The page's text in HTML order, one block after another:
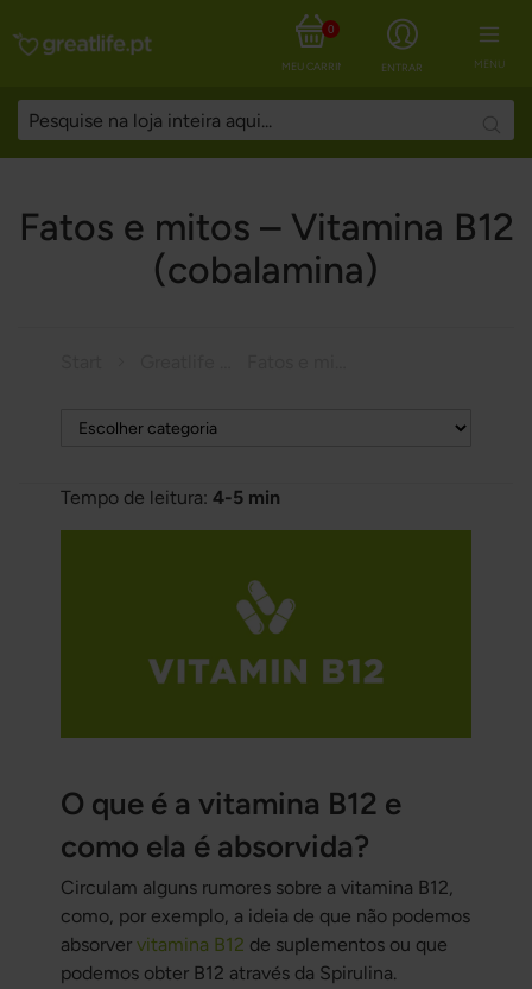
MENU
ENTRAR
MEU CARRINHO
0
Fatos e mitos – Vitamina B12
(cobalamina)
Tempo de leitura: 4-5 min
O que é a vitamina B12 e
como ela é absorvida?
Circulam alguns rumores sobre a vitamina B12,
como, por exemplo, a ideia de que não podemos
absorver vitamina B12 de suplementos ou que
podemos obter B12 através da Spirulina.